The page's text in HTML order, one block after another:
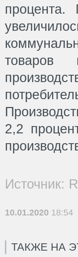
процента.
товаров
2,2
Источник:
10.01.2020 18:54
ТАКЖЕ НА